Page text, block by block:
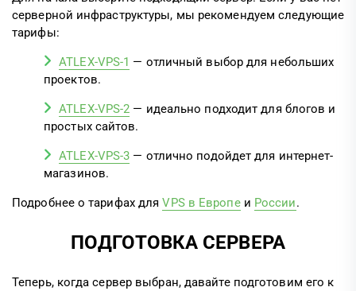
серверной инфраструктуры, мы рекомендуем следующие
тарифы:
ATLEX-VPS-1 — отличный выбор для небольших
проектов.
ATLEX-VPS-2 — идеально подходит для блогов и
простых сайтов.
ATLEX-VPS-3 — отлично подойдет для интернет-
магазинов.
Подробнее о тарифах дляVPS в Европеи России.
ПОДГОТОВКА СЕРВЕРА
Теперь, когда сервер выбран, давайте подготовим его к